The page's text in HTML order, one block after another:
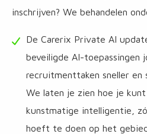
inschrijven? We behandelen
De Carerix Private AI
beveiligde AI-toepassingen
recruitmenttaken sneller en
We laten je zien hoe je
kunstmatige intelligentie,
hoeft te doen op het